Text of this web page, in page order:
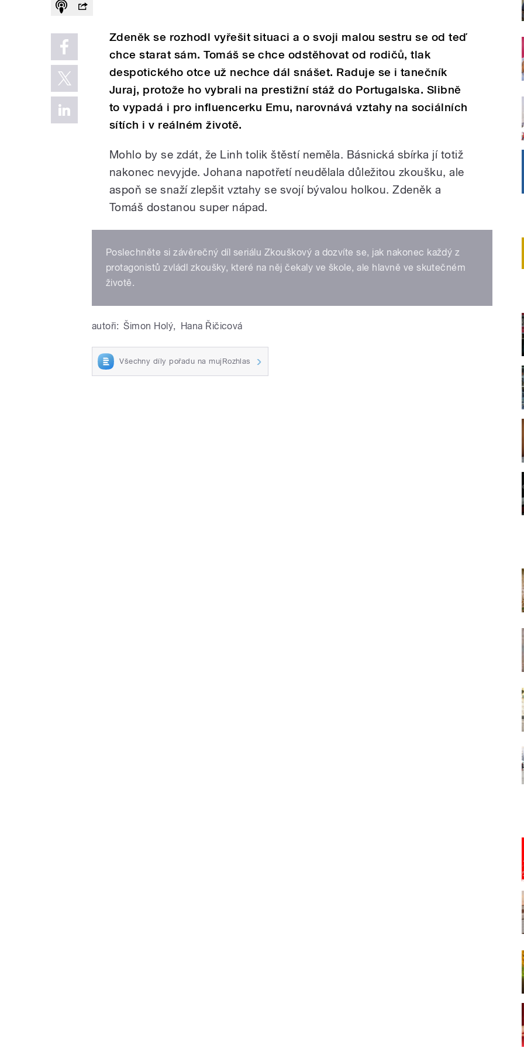
Zdeněk se rozhodl vyřešit situaci a o svoji malou sestru se od teď
chce starat sám. Tomáš se chce odstěhovat od rodičů, tlak
despotického otce už nechce dál snášet. Raduje se i tanečník
Juraj, protože ho vybrali na prestižní stáž do Portugalska. Slibně
to vypadá i pro influencerku Emu, narovnává vztahy na sociálních
sítích i v reálném životě.
Mohlo by se zdát, že Linh tolik štěstí neměla. Básnická sbírka jí totiž
nakonec nevyjde. Johana napotřetí neudělala důležitou zkoušku, ale
aspoň se snaží zlepšit vztahy se svojí bývalou holkou. Zdeněk a
Tomáš dostanou super nápad.
Poslechněte si závěrečný díl seriálu Zkouškový a dozvíte se, jak nakonec každý z
protagonistů zvládl zkoušky, které na něj čekaly ve škole, ale hlavně ve skutečném
životě.
autoři: Šimon Holý, Hana Řičicová
Všechny díly pořadu na mujRozhlas